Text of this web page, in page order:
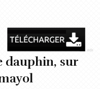
dauphin, sur